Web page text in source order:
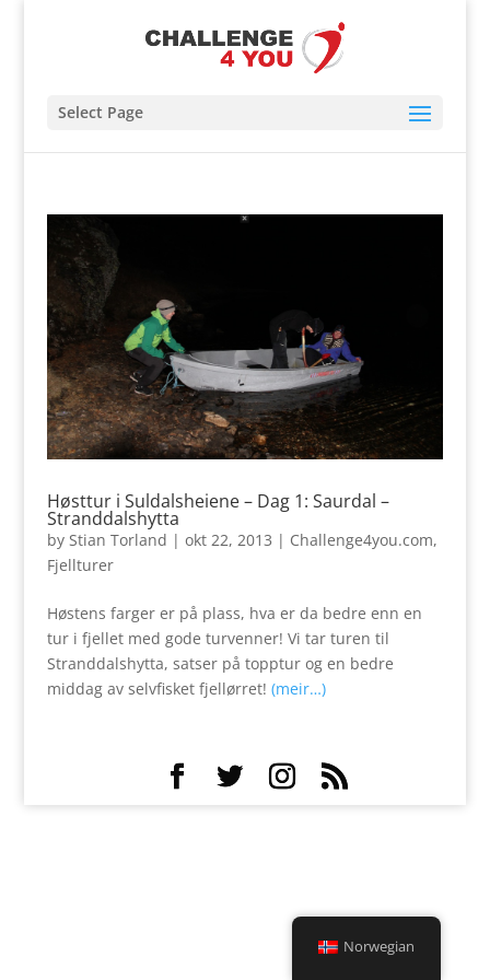
Select Page
Høsttur i Suldalsheiene – Dag 1: Saurdal –
Stranddalshytta
by Stian Torland | okt 22, 2013 | Challenge4you.com,
Fjellturer
Høstens farger er på plass, hva er da bedre enn en
tur i fjellet med gode turvenner! Vi tar turen til
Stranddalshytta, satser på topptur og en bedre
middag av selvfisket fjellørret! (meir…)
Norwegian